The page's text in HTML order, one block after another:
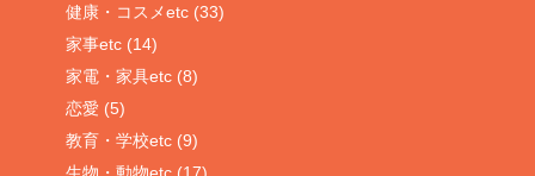
健康・コスメetc (33)
家事etc (14)
家電・家具etc (8)
恋愛 (5)
教育・学校etc (9)